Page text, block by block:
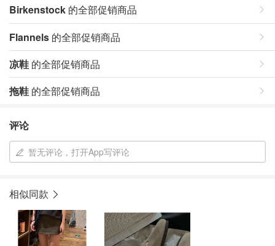
Birkenstock 的全部促销商品
Flannels 的全部促销商品
凉鞋 的全部促销商品
拖鞋 的全部促销商品
评论
暂无评论，打开App写评论
相似同款